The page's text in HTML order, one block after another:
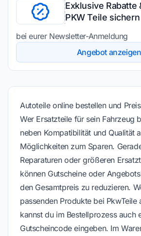
Exklusive Rabatte
PKW Teile sichern
bei eurer Newsletter-Anmeldung
Angebot anzeigen
Autoteile online bestellen und
Wer Ersatzteile für sein Fahrzeug
neben Kompatibilität und Qualität
Möglichkeiten zum Sparen.
Reparaturen oder größeren
können Gutscheine oder
den Gesamtpreis zu reduzieren.
passenden Produkte bei PkwTeile
kannst du im Bestellprozess auch
Gutscheincode eingeben. Im